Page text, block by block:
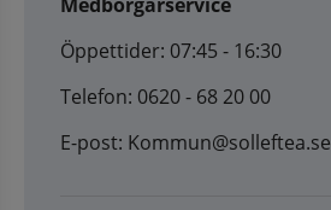
Öppettider: 07:45 - 16:30
Telefon: 0620 - 68 20 00
E-post: Kommun@solleftea.se